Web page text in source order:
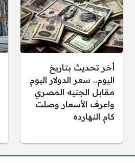
أخر تحديث بتاريخ
اليوم.. سعر الدولار اليوم
مقابل الجنيه المصري
واعرف الأسعار وصلت
كام النهارده